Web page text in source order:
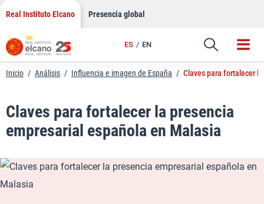
Saltar
contenido
Real Instituto Elcano Presencia global
ES EN
Enlace
Inicio / Análisis / Influencia e imagen de España / Claves para fortalecer
Claves para fortalecer la presencia
empresarial española en Malasia